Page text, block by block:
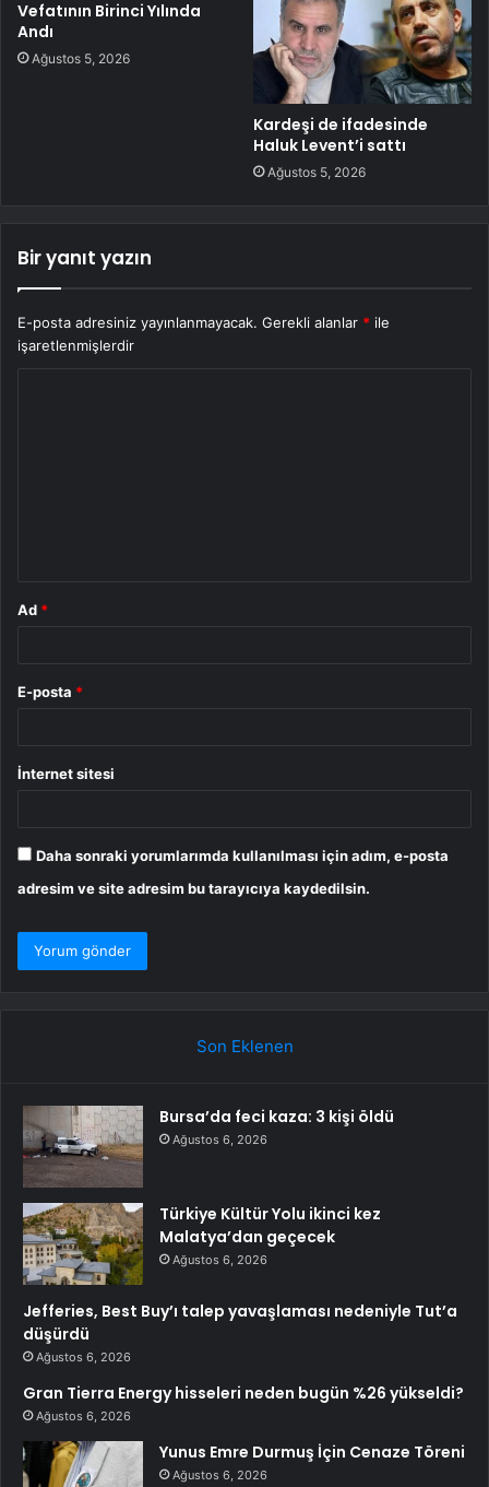
Vefatının Birinci Yılında
Andı
Ağustos 5, 2026
Kardeşi de ifadesinde
Haluk Levent’i sattı
Ağustos 5, 2026
Bir yanıt yazın
E-posta adresiniz yayınlanmayacak. Gerekli alanlar * ile
işaretlenmişlerdir
Ad *
E-posta *
İnternet sitesi
Daha sonraki yorumlarımda kullanılması için adım, e-posta
adresim ve site adresim bu tarayıcıya kaydedilsin.
Son Eklenen
Bursa’da feci kaza: 3 kişi öldü
Ağustos 6, 2026
Türkiye Kültür Yolu ikinci kez
Malatya’dan geçecek
Ağustos 6, 2026
Jefferies, Best Buy’ı talep yavaşlaması nedeniyle Tut’a
düşürdü
Ağustos 6, 2026
Gran Tierra Energy hisseleri neden bugün %26 yükseldi?
Ağustos 6, 2026
Yunus Emre Durmuş İçin Cenaze Töreni
Ağustos 6, 2026